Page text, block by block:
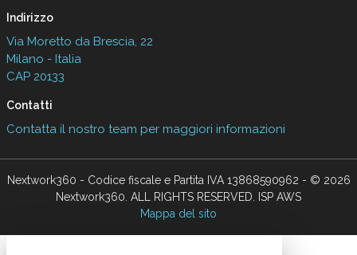
Indirizzo
Via Moretto da Brescia, 22
Milano - Italia
CAP 20133
Contatti
Contatta il nostro team per maggiori informazioni
Nextwork360 - Codice fiscale e Partita IVA 13868590962 - © 2026
Nextwork360. ALL RIGHTS RESERVED. ISP AWS
Mappa del sito